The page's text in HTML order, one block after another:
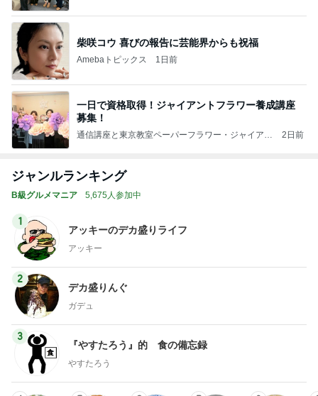
柴咲コウ 喜びの報告に芸能界からも祝福
Amebaトピックス 1日前
一日で資格取得！ジャイアントフラワー養成講座
募集！
通信講座と東京教室ペーパーフラワー・ジャイアン
2日前
ジャンルランキング
B級グルメマニア 5,675人参加中
1
アッキーのデカ盛りライフ
アッキー
2
デカ盛りんぐ
ガデュ
3
『やすたろう』的 食の備忘録
やすたろう